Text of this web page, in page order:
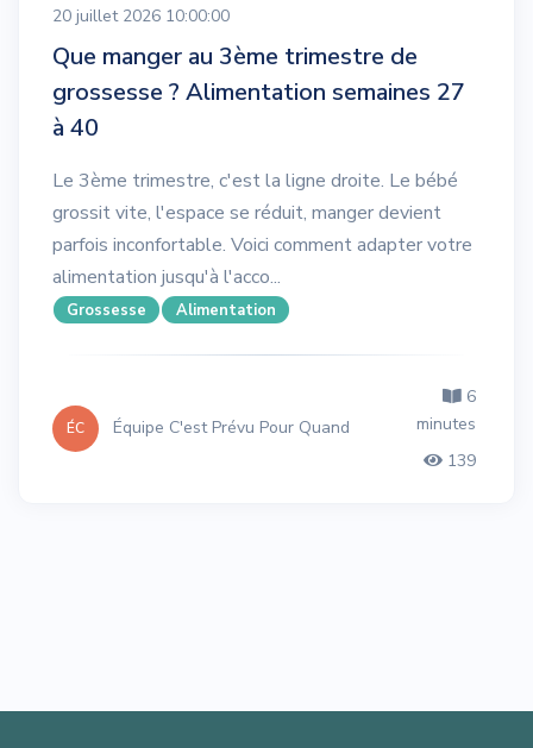
20 juillet 2026 10:00:00
Que manger au 3ème trimestre de
grossesse ? Alimentation semaines 27
à 40
Le 3ème trimestre, c'est la ligne droite. Le bébé
grossit vite, l'espace se réduit, manger devient
parfois inconfortable. Voici comment adapter votre
alimentation jusqu'à l'acco...
Grossesse Alimentation
ÉC Équipe C'est Prévu Pour Quand
6
minutes
139